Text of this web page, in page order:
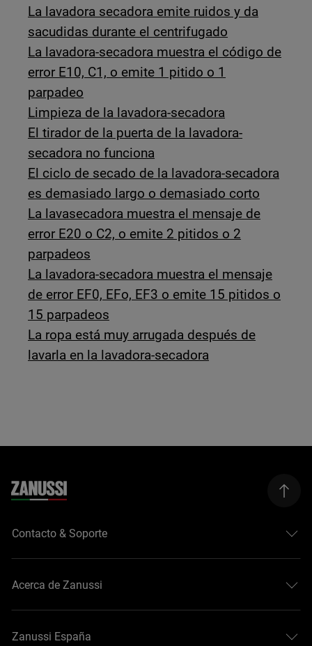
La lavadora secadora emite ruidos y da
sacudidas durante el centrifugado
La lavadora-secadora muestra el código de
error E10, C1, o emite 1 pitido o 1
parpadeo
Limpieza de la lavadora-secadora
El tirador de la puerta de la lavadora-
secadora no funciona
El ciclo de secado de la lavadora-secadora
es demasiado largo o demasiado corto
La lavasecadora muestra el mensaje de
error E20 o C2, o emite 2 pitidos o 2
parpadeos
La lavadora-secadora muestra el mensaje
de error EF0, EFo, EF3 o emite 15 pitidos o
15 parpadeos
La ropa está muy arrugada después de
lavarla en la lavadora-secadora
Contacto & Soporte
Acerca de Zanussi
Zanussi España